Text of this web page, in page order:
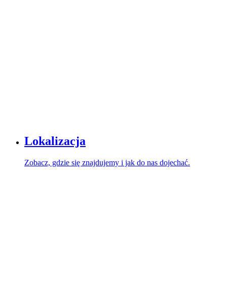
Lokalizacja
Zobacz, gdzie się znajdujemy i jak do nas dojechać.